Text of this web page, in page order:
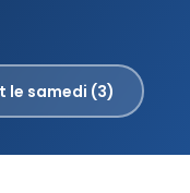
le samedi (3)